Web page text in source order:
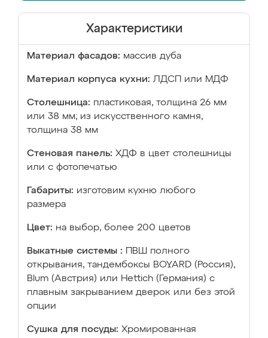
Характеристики
Материал фасадов: массив дуба
Материал корпуса кухни: ЛДСП или МДФ
Столешница: пластиковая, толщина 26 мм
или 38 мм; из искусственного камня,
толщина 38 мм
Стеновая панель: ХДФ в цвет столешницы
или с фотопечатью
Габариты: изготовим кухню любого
размера
Цвет: на выбор, более 200 цветов
Выкатные системы :
ПВШ полного
открывания, тандембоксы BOYARD (Россия),
Blum (Австрия) или Hettich (Германия) с
плавным закрыванием дверок или без этой
опции
Сушка для посуды: Хромированная